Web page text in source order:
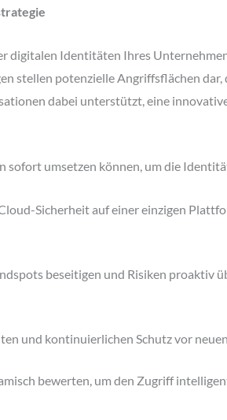
digitalen Identitäten Ihres
stellen potenzielle Angriffsflächen
dabei unterstützt, eine
sofort umsetzen können, um die
Sicherheit auf einer einzigen
beseitigen und Risiken proaktiv
und kontinuierlichen Schutz vor
bewerten, um den Zugriff